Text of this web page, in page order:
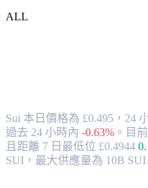
ALL
Sui 本日價格為 £0.495，24
過去 24 小時內 -0.63% 。 目
且距離 7 日最低位 £0.4944
SUI，最大供應量為 10B SUI